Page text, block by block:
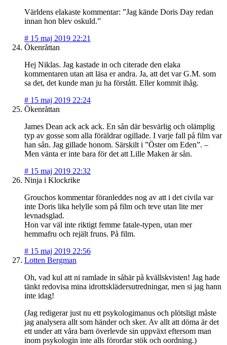
Världens elakaste kommentar: ”Jag kände Doris Day redan
innan hon blev oskuld.”
# 15 maj 2019 22:21
Ökenråttan
Hej Niklas. Jag kastade in och citerade den elaka
kommentaren utan att läsa er andra. Ja, att det var G.M. som
sa det, det kunde man ju ha förstått. Eller kommit ihåg.
# 15 maj 2019 22:24
Ökenråttan
James Dean ack ack ack. En sån där besvärlig och olämplig
typ av gosse som alla föräldrar ogillade. I varje fall på film var
han sån. Jag gillade honom. Särskilt i ”Öster om Eden”. –
Men vänta er inte bara för det att Lille Maken är sån.
# 15 maj 2019 22:32
Ninja i Klockrike
Grouchos kommentar föranleddes nog av att i det civila var
inte Doris lika helylle som på film och teve utan lite mer
levnadsglad.
Hon var väl inte riktigt femme fatale-typen, utan mer
hemmafru och rejält fruns. På film.
# 15 maj 2019 22:56
Lotten Bergman
Oh, vad kul att ni ramlade in såhär på kvällskvisten! Jag hade
tänkt redovisa mina idrottsklädersutredningar, men si jag hann
inte idag!
(Jag redigerar just nu ett psykologimanus och plötsligt måste
jag analysera allt som händer och sker. Av allt att döma är det
ett under att våra barn överlevde sin uppväxt eftersom man
inom psykologin inte alls förordar stök och oordning.)